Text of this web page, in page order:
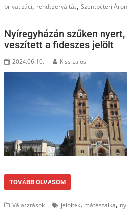
privatizáci, rendszerváltás,Szentpéteri Áron
Nyíregyházán szűken
veszített a fideszes jelölt
2024.06.10. Kiss Lajos
TOVÁBB OLVASOM
Választások jelöltek, mátészalka,